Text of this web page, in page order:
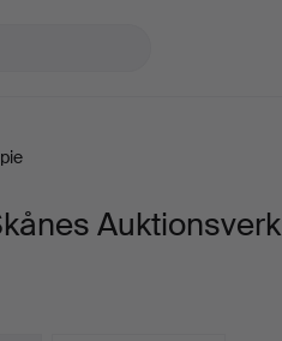
Auktionsverk